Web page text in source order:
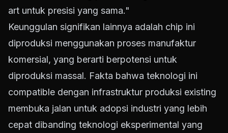
art untuk presisi yang sama."
Keunggulan signifikan lainnya adalah chip ini
diproduksi menggunakan proses manufaktur
komersial, yang berarti berpotensi untuk
diproduksi massal. Fakta bahwa teknologi ini
compatible dengan infrastruktur produksi existing
membuka jalan untuk adopsi industri yang lebih
cepat dibanding teknologi eksperimental yang